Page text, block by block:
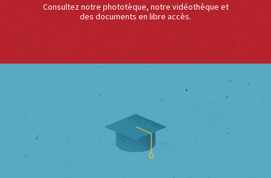
Consultez notre phototèque, notre vidéothèque et
des documents en libre accès.